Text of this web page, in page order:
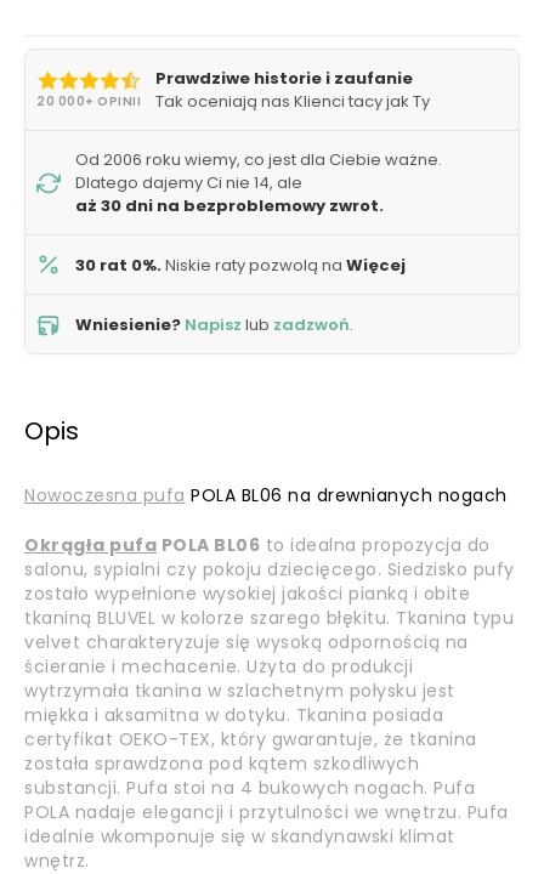
20 000+ OPINII
Prawdziwe historie i zaufanie
Tak oceniają nas Klienci tacy jak Ty
Od 2006 roku wiemy, co jest dla Ciebie ważne.
Dlatego dajemy Ci nie 14, ale
aż 30 dni na bezproblemowy zwrot.
30 rat 0%.Niskie raty pozwolą na Więcej
Wniesienie? Napisz lub zadzwoń.
Opis
Nowoczesna pufa POLA BL06 na drewnianych nogach
Okrągła pufa POLA BL06 to idealna propozycja do
salonu, sypialni czy pokoju dziecięcego. Siedzisko pufy
zostało wypełnione wysokiej jakości pianką i obite
tkaniną BLUVEL w kolorze szarego błękitu. Tkanina typu
velvet charakteryzuje się wysoką odpornością na
ścieranie i mechacenie. Użyta do produkcji
wytrzymała tkanina w szlachetnym połysku jest
miękka i aksamitna w dotyku. Tkanina posiada
certyfikat OEKO-TEX, który gwarantuje, że tkanina
została sprawdzona pod kątem szkodliwych
substancji. Pufa stoi na 4 bukowych nogach. Pufa
POLA nadaje elegancji i przytulności we wnętrzu. Pufa
idealnie wkomponuje się w skandynawski klimat
wnętrz.